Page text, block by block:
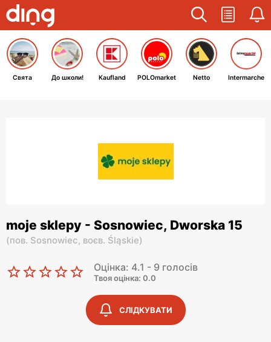
Свята До школи! Kaufland POLOmarket Netto Intermarche
moje sklepy - Sosnowiec, Dworska 15
(пов. Sosnowiec, воєв. Śląskie)
Оцінка: 4.1 - 9 голосів
Твоя оцінка: 0.0
СЛІДКУВАТИ